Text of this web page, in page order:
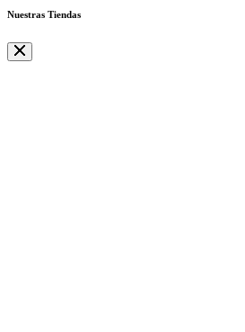
Nuestras Tiendas